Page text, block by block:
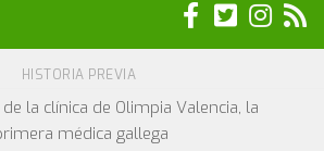
HISTORIA PREVIA
la clínica de Olimpia Valencia, la
médica gallega